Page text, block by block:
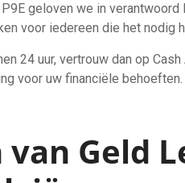
geloven we in
voor iedereen die het nodig
24 uur, vertrouw dan op
voor uw financiële behoeften.
Geld